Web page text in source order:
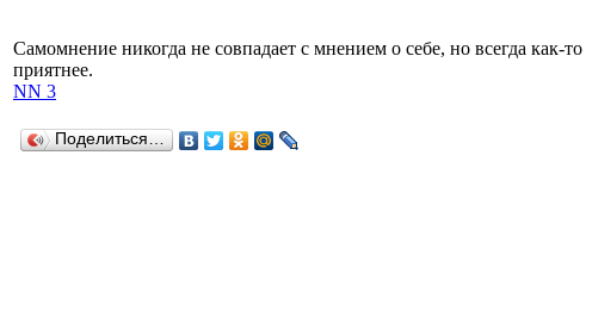
Самомнение никогда не совпадает с мнением о себе, но всегда как-то
приятнее.
NN 3
Поделиться…